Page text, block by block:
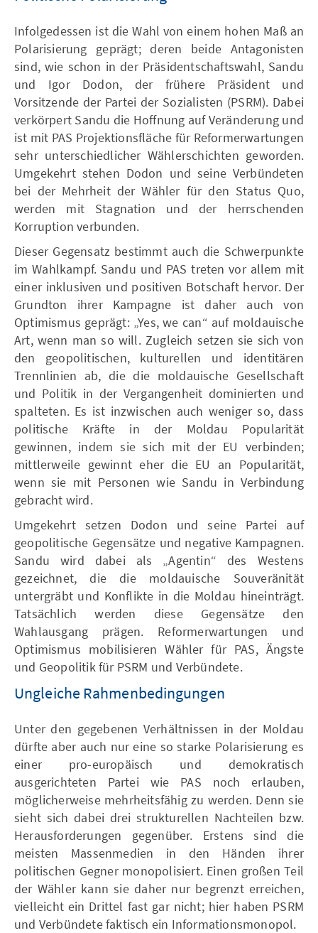
Infolgedessen ist die Wahl von einem hohen Maß an
Polarisierung geprägt; deren beide Antagonisten
sind, wie schon in der Präsidentschaftswahl, Sandu
und Igor Dodon, der frühere Präsident und
Vorsitzende der Partei der Sozialisten (PSRM). Dabei
verkörpert Sandu die Hoffnung auf Veränderung und
ist mit PAS Projektionsfläche für Reformerwartungen
sehr unterschiedlicher Wählerschichten geworden.
Umgekehrt stehen Dodon und seine Verbündeten
bei der Mehrheit der Wähler für den Status Quo,
werden mit Stagnation und der herrschenden
Korruption verbunden.
Dieser Gegensatz bestimmt auch die Schwerpunkte
im Wahlkampf. Sandu und PAS treten vor allem mit
einer inklusiven und positiven Botschaft hervor. Der
Grundton ihrer Kampagne ist daher auch von
Optimismus geprägt: „Yes, we can“ auf moldauische
Art, wenn man so will. Zugleich setzen sie sich von
den geopolitischen, kulturellen und identitären
Trennlinien ab, die die moldauische Gesellschaft
und Politik in der Vergangenheit dominierten und
spalteten. Es ist inzwischen auch weniger so, dass
politische Kräfte in der Moldau Popularität
gewinnen, indem sie sich mit der EU verbinden;
mittlerweile gewinnt eher die EU an Popularität,
wenn sie mit Personen wie Sandu in Verbindung
gebracht wird.
Umgekehrt setzen Dodon und seine Partei auf
geopolitische Gegensätze und negative Kampagnen.
Sandu wird dabei als „Agentin“ des Westens
gezeichnet, die die moldauische Souveränität
untergräbt und Konflikte in die Moldau hineinträgt.
Tatsächlich werden diese Gegensätze den
Wahlausgang prägen. Reformerwartungen und
Optimismus mobilisieren Wähler für PAS, Ängste
und Geopolitik für PSRM und Verbündete.
Ungleiche Rahmenbedingungen
Unter den gegebenen Verhältnissen in der Moldau
dürfte aber auch nur eine so starke Polarisierung es
einer pro-europäisch und demokratisch
ausgerichteten Partei wie PAS noch erlauben,
möglicherweise mehrheitsfähig zu werden. Denn sie
sieht sich dabei drei strukturellen Nachteilen bzw.
Herausforderungen gegenüber. Erstens sind die
meisten Massenmedien in den Händen ihrer
politischen Gegner monopolisiert. Einen großen Teil
der Wähler kann sie daher nur begrenzt erreichen,
vielleicht ein Drittel fast gar nicht; hier haben PSRM
und Verbündete faktisch ein Informationsmonopol.